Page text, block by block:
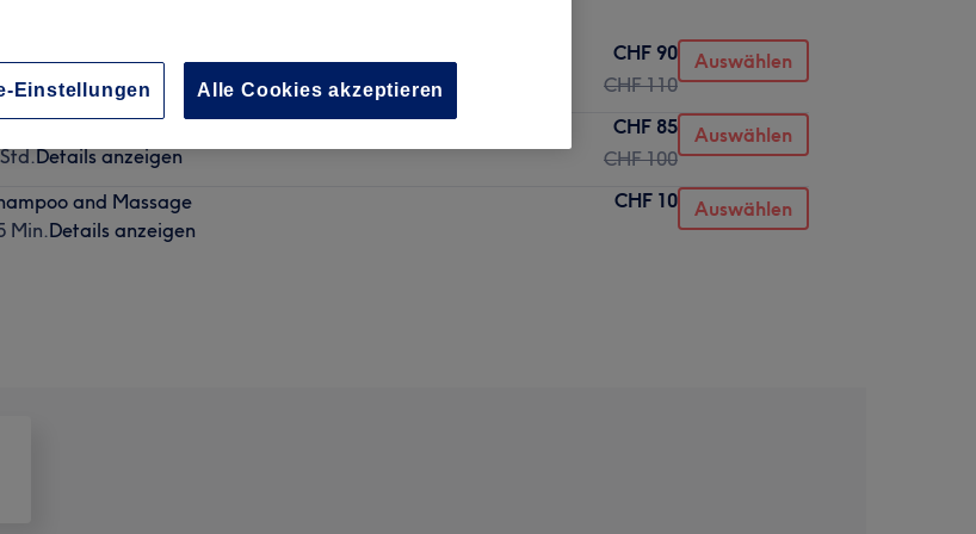
Details anzeigen
CHF 90
CHF 110
Auswählen
and Skin Care
Details anzeigen
CHF 85
CHF 100
Auswählen
and Massage
Min.Details anzeigen
CHF 10 Auswählen
Alle Cookies akzeptieren
Einstellungen